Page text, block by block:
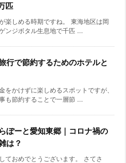
匹
楽しめる時期ですね。 東海地区は岡
ンジボタル生息地で千匹 ...
行で節約するためのホテルと
をかけずに楽しめるスポットですが、
も節約することで一層節 ...
ぽーと愛知東郷｜コロナ禍の
は？
ておめでとうございます。 さてさ